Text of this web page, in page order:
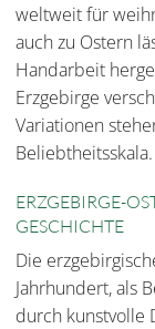
weltweit für
auch zu Ostern
Handarbeit
Erzgebirge
Variationen
Beliebtheitsskala.
ERZGEBIRGE-
GESCHICHTE
Die
Jahrhundert, als
durch kunstvolle